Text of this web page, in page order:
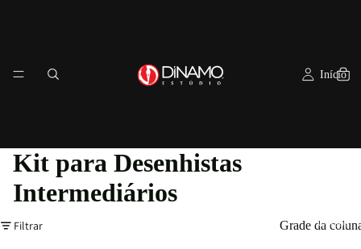
Início
Cursos
Kit para Desenhistas
Intermediários
Filtrar Grade da